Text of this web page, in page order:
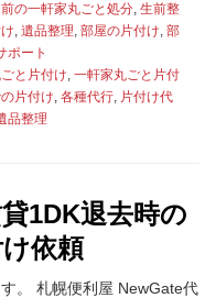
の一軒家丸ごと処分, 生前整
, 遺品整理, 部屋の片付け, 部
ポート
と片付け, 一軒家丸ごと片付
片付け, 各種代行, 片付け代
品整理
1DK退去時の
依頼
。 札幌便利屋 NewGate代